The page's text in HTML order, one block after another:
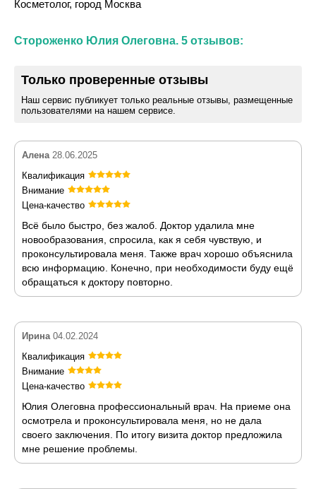
Косметолог, город Москва
Стороженко Юлия Олеговна. 5 отзывов:
Только проверенные отзывы
Наш сервис публикует только реальные отзывы, размещенные
пользователями на нашем сервисе.
Алена 28.06.2025
Квалификация
Внимание
Цена-качество
Всё было быстро, без жалоб. Доктор удалила мне
новообразования, спросила, как я себя чувствую, и
проконсультировала меня. Также врач хорошо объяснила
всю информацию. Конечно, при необходимости буду ещё
обращаться к доктору повторно.
Ирина 04.02.2024
Квалификация
Внимание
Цена-качество
Юлия Олеговна профессиональный врач. На приеме она
осмотрела и проконсультировала меня, но не дала
своего заключения. По итогу визита доктор предложила
мне решение проблемы.